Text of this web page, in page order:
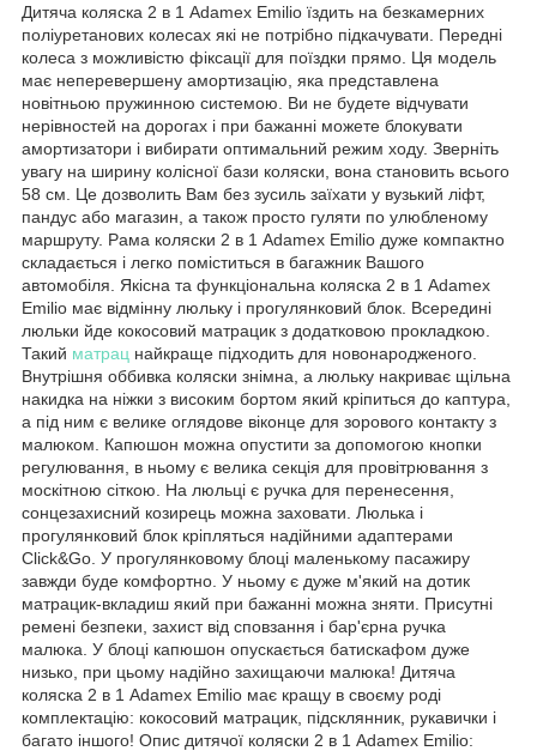
Дитяча коляска 2 в 1 Adamex Emilio їздить на безкамерних
поліуретанових колесах які не потрібно підкачувати. Передні
колеса з можливістю фіксації для поїздки прямо. Ця модель
має неперевершену амортизацію, яка представлена
новітньою пружинною системою. Ви не будете відчувати
нерівностей на дорогах і при бажанні можете блокувати
амортизатори і вибирати оптимальний режим ходу. Зверніть
увагу на ширину колісної бази коляски, вона становить всього
58 см. Це дозволить Вам без зусиль заїхати у вузький ліфт,
пандус або магазин, а також просто гуляти по улюбленому
маршруту. Рама коляски 2 в 1 Adamex Emilio дуже компактно
складається і легко поміститься в багажник Вашого
автомобіля. Якісна та функціональна коляска 2 в 1 Adamex
Emilio має відмінну люльку і прогулянковий блок. Всередині
люльки йде кокосовий матрацик з додатковою прокладкою.
Такий матрац найкраще підходить для новонародженого.
Внутрішня оббивка коляски знімна, а люльку накриває щільна
накидка на ніжки з високим бортом який кріпиться до каптура,
а під ним є велике оглядове віконце для зорового контакту з
малюком. Капюшон можна опустити за допомогою кнопки
регулювання, в ньому є велика секція для провітрювання з
москітною сіткою. На люльці є ручка для перенесення,
сонцезахисний козирець можна заховати. Люлька і
прогулянковий блок кріпляться надійними адаптерами
Click&Go. У прогулянковому блоці маленькому пасажиру
завжди буде комфортно. У ньому є дуже м'який на дотик
матрацик-вкладиш який при бажанні можна зняти. Присутні
ремені безпеки, захист від сповзання і бар'єрна ручка
малюка. У блоці капюшон опускається батискафом дуже
низько, при цьому надійно захищаючи малюка! Дитяча
коляска 2 в 1 Adamex Emilio має кращу в своєму роді
комплектацію: кокосовий матрацик, підсклянник, рукавички і
багато іншого! Опис дитячої коляски 2 в 1 Adamex Emilio: